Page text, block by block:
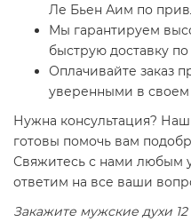
Ле Бьен Аим по
Мы гарантируем
быструю доставку
Оплачивайте заказ
уверенными в
Нужна консультация?
готовы помочь вам
Свяжитесь с нами любым
ответим на все ваши
Закажите мужские духи